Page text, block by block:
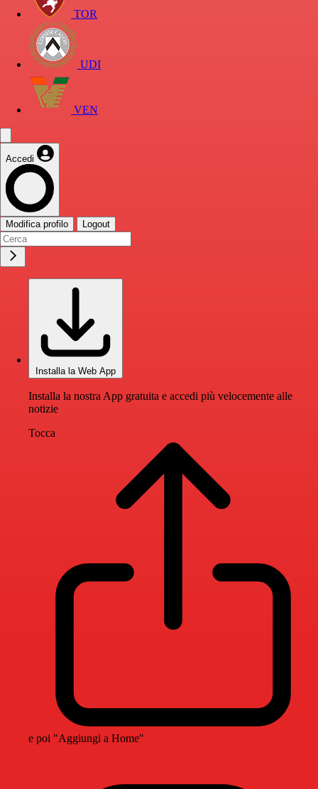
TOR
UDI
VEN
Accedi
Modifica profilo Logout
Installa la Web App
Installa la nostra App gratuita e accedi più velocemente alle
notizie
Tocca
e poi "Aggiungi a Home"